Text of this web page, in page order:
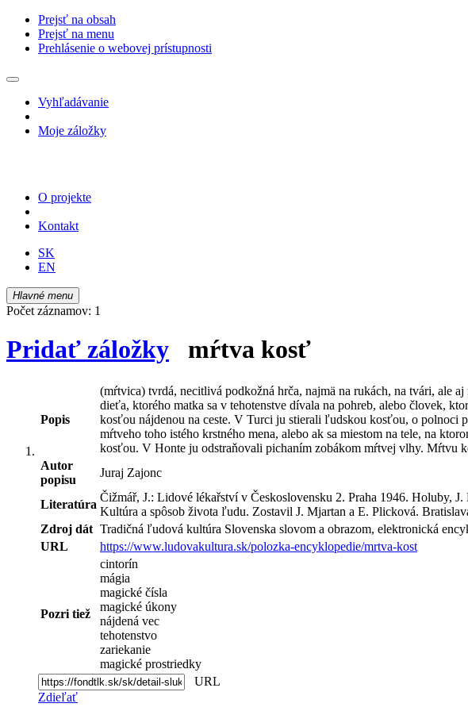
Prejsť na obsah
Prejsť na menu
Prehlásenie o webovej prístupnosti
Vyhľadávanie
Moje záložky
O projekte
Kontakt
SK
EN
Hlavné menu
Počet záznamov: 1
Pridať záložky mŕtva kosť
Popis
(mŕtvica) tvrdá, necitlivá podkožná hrča, najmä na rukách, na tvári, ale
dieťa, ktorého matka sa v tehotenstve dívala na pohreb, alebo človek,
kosťou nájdenou na ceste. V Turci ju stierali ľudskou kosťou, o polnoci
mŕtveho toho istého krstného mena, alebo ak sa miestom na tele, na
kosťou. V Honte ju odstraňovali pichaním zobákom mŕtvej vlhy. Mŕtvu
Autor
popisu
Juraj Zajonc
Literatúra
Čižmář, J.: Lidové lékařství v Československu 2. Praha 1946. Holuby,
Kultúra a spôsob života ľudu. Zostavil J. Mjartan a E. Plicková.
Zdroj dát Tradičná ľudová kultúra Slovenska slovom a obrazom, elektronická
URL
https://www.ludovakultura.sk/polozka-encyklopedie/mrtva-kost
Pozri tiež
cintorín
mágia
magické čísla
magické úkony
nájdená vec
tehotenstvo
zariekanie
magické prostriedky
URL
Zdieľať